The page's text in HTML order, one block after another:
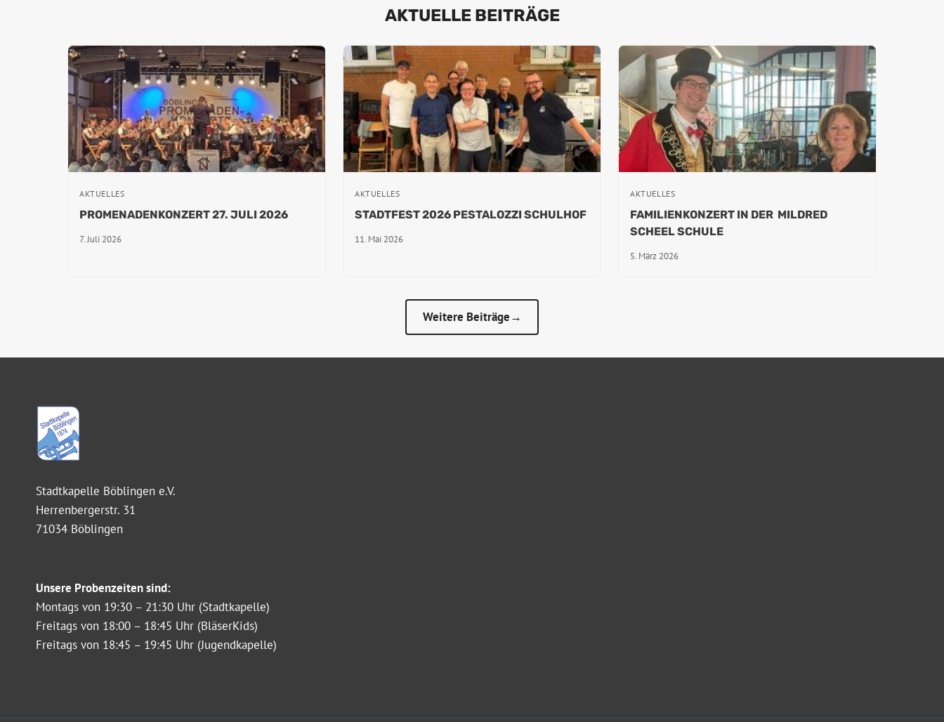
AKTUELLE BEITRÄGE
AKTUELLES
PROMENADENKONZERT 27. JULI 2026
7. Juli 2026
AKTUELLES
STADTFEST 2026 PESTALOZZI SCHULHOF
11. Mai 2026
AKTUELLES
FAMILIENKONZERT IN DER MILDRED
SCHEEL SCHULE
5. März 2026
Weitere Beiträge→
Stadtkapelle Böblingen e.V.
Herrenbergerstr. 31
71034 Böblingen
Unsere Probenzeiten sind:
Montags von 19:30 – 21:30 Uhr (Stadtkapelle)
Freitags von 18:00 – 18:45 Uhr (BläserKids)
Freitags von 18:45 – 19:45 Uhr (Jugendkapelle)